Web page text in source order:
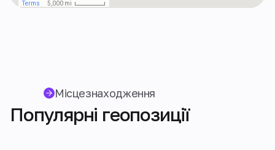
Місцезнаходження
Популярні геопозиції